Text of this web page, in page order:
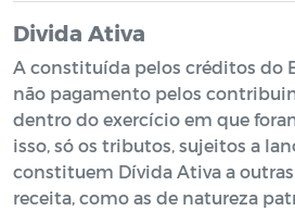
Divida Ativa
A constituída pelos créditos do
não pagamento pelos
dentro do exercício em que
isso, só os tributos, sujeitos a
constituem Dívida Ativa a
receita, como as de natureza